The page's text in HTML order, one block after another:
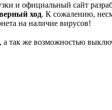
и официальный сайт
ход. К сожалению,
на наличие вирусов!
так же возможностью